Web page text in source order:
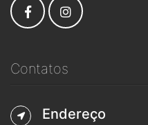
Contatos
Endereço